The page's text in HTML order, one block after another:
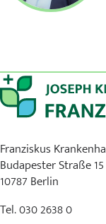
Franziskus
Budapester Straße 15
10787 Berlin
Tel. 030 2638 0